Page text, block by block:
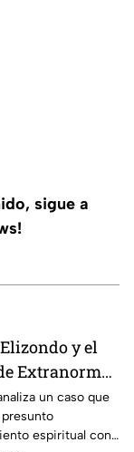
sigue a
y el
Extranormal
el colapso
y una
batalla
un caso que
espiritual con